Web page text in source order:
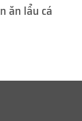
ăn lẩu cá